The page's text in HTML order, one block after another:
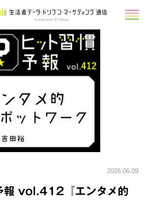
2026.06.09
報 vol.412『エンタメ的